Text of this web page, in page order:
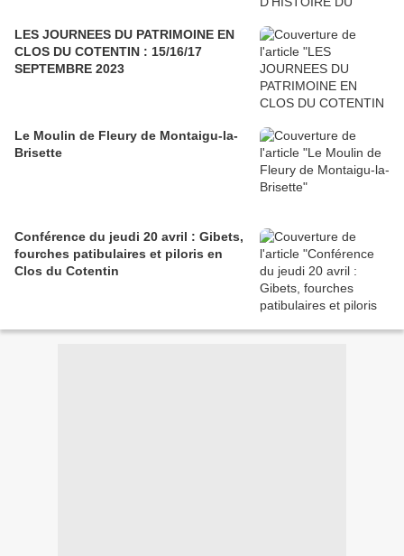
LES JOURNEES DU PATRIMOINE EN
CLOS DU COTENTIN : 15/16/17
SEPTEMBRE 2023
Le Moulin de Fleury de Montaigu-la-
Brisette
Conférence du jeudi 20 avril : Gibets,
fourches patibulaires et piloris en
Clos du Cotentin